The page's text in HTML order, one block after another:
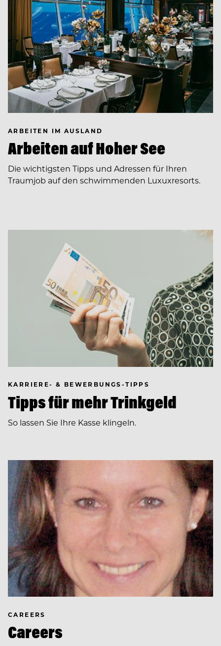
ARBEITEN IM AUSLAND
Arbeiten auf Hoher See
Die wichtigsten Tipps und Adressen für Ihren
Traumjob auf den schwimmenden Luxuxresorts.
KARRIERE- & BEWERBUNGS-TIPPS
Tipps für mehr Trinkgeld
So lassen Sie Ihre Kasse klingeln.
CAREERS
Careers